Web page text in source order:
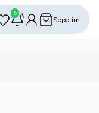
Avantajlı Setler
5
HesabımSepetim